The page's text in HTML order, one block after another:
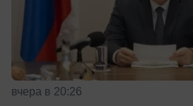
вчера в 20:26